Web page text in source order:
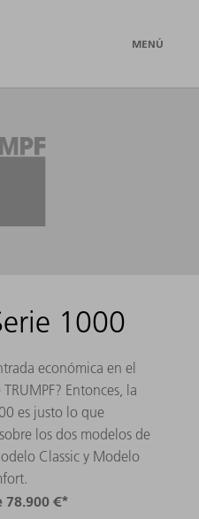
MENÚ
1000
económica en el
Entonces, la
es justo lo que
los dos modelos de
Classic y Modelo
78.900 €*